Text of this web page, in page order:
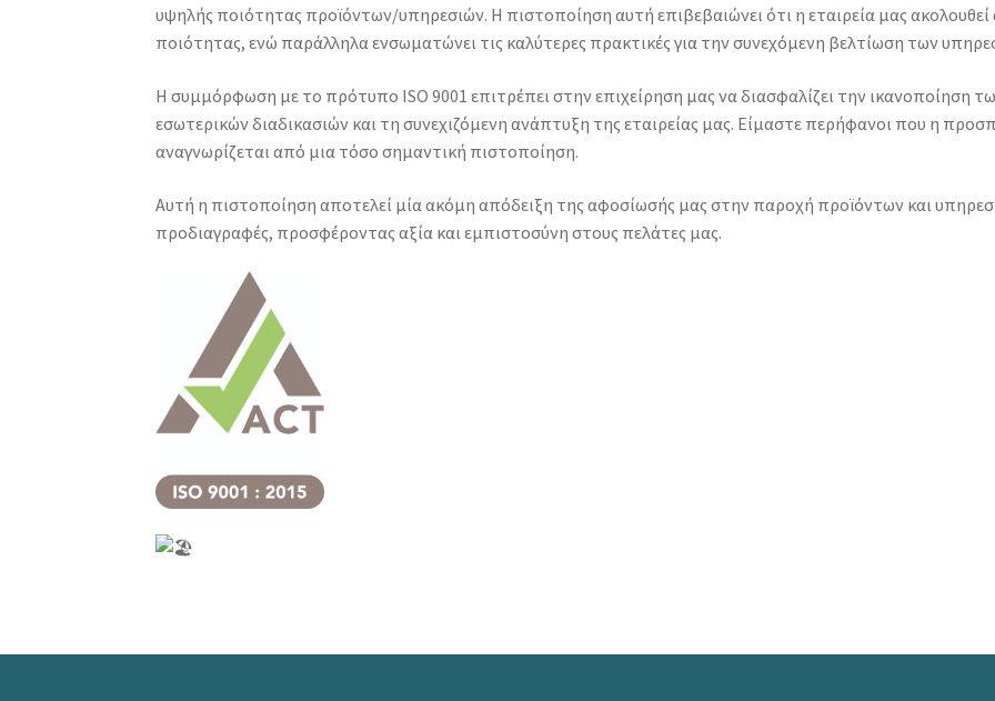
υψηλής ποιότητας προϊόντων/υπηρεσιών. Η πιστοποίηση αυτή επιβεβαιώνει ότι η εταιρεία μας ακολουθεί
ποιότητας, ενώ παράλληλα ενσωματώνει τις καλύτερες πρακτικές για την συνεχόμενη βελτίωση των
Η συμμόρφωση με το πρότυπο ISO 9001 επιτρέπει στην επιχείρηση μας να διασφαλίζει την ικανοποίηση
εσωτερικών διαδικασιών και τη συνεχιζόμενη ανάπτυξη της εταιρείας μας. Είμαστε περήφανοι που η
αναγνωρίζεται από μια τόσο σημαντική πιστοποίηση.
Αυτή η πιστοποίηση αποτελεί μία ακόμη απόδειξη της αφοσίωσής μας στην παροχή προϊόντων και
προδιαγραφές, προσφέροντας αξία και εμπιστοσύνη στους πελάτες μας.